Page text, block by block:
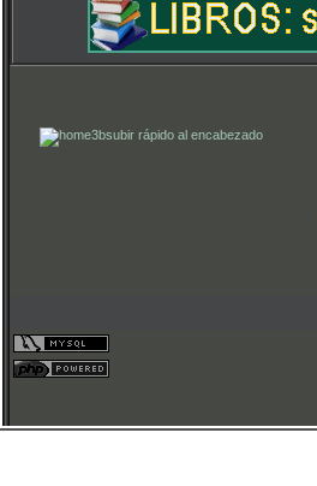
subir rápido al encabezado